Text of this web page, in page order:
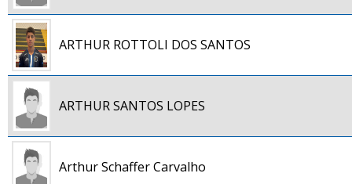
ARTHUR ROTTOLI DOS SANTOS
ARTHUR SANTOS LOPES
Arthur Schaffer Carvalho